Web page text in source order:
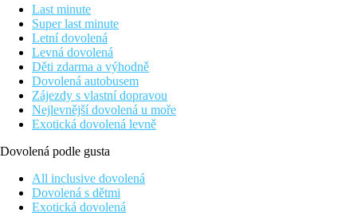
Přímo v srdci města Rhodos
Designový hotel se nachází přímo v centru města Rhodos
Poloha
Designový plně zrenovovaný hotel přímo v centru města
Rhodos, cca 15 km letiště, cca 650 m Staré město Rhodos, cca 1
km přístav Mandraki, cca 1 km Acropolis.
Vybavení
250 pokojů, vstupní hala s recepcí, restaurace, 3 bary, à la carte
restaurace, minimarket, zlatnictví, půjčovna aut, směnárna,
výtah, klimatizace, zahrada, terasa na slunění, bazén. Slunečníky
a lehátka u bazénu zdarma.
Last minute
Super last minute
Letní dovolená
Levná dovolená
Děti zdarma a výhodně
Dovolená autobusem
Zájezdy s vlastní dopravou
Nejlevnější dovolená u moře
Exotická dovolená levně
Dovolená podle gusta
All inclusive dovolená
Dovolená s dětmi
Exotická dovolená